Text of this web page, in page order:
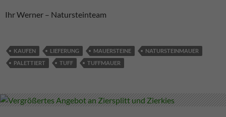
Ihr Werner – Natursteinteam
KAUFEN LIEFERUNG MAUERSTEINE
NATURSTEINMAUER
PALETTIERT
TUFF TUFFMAUER